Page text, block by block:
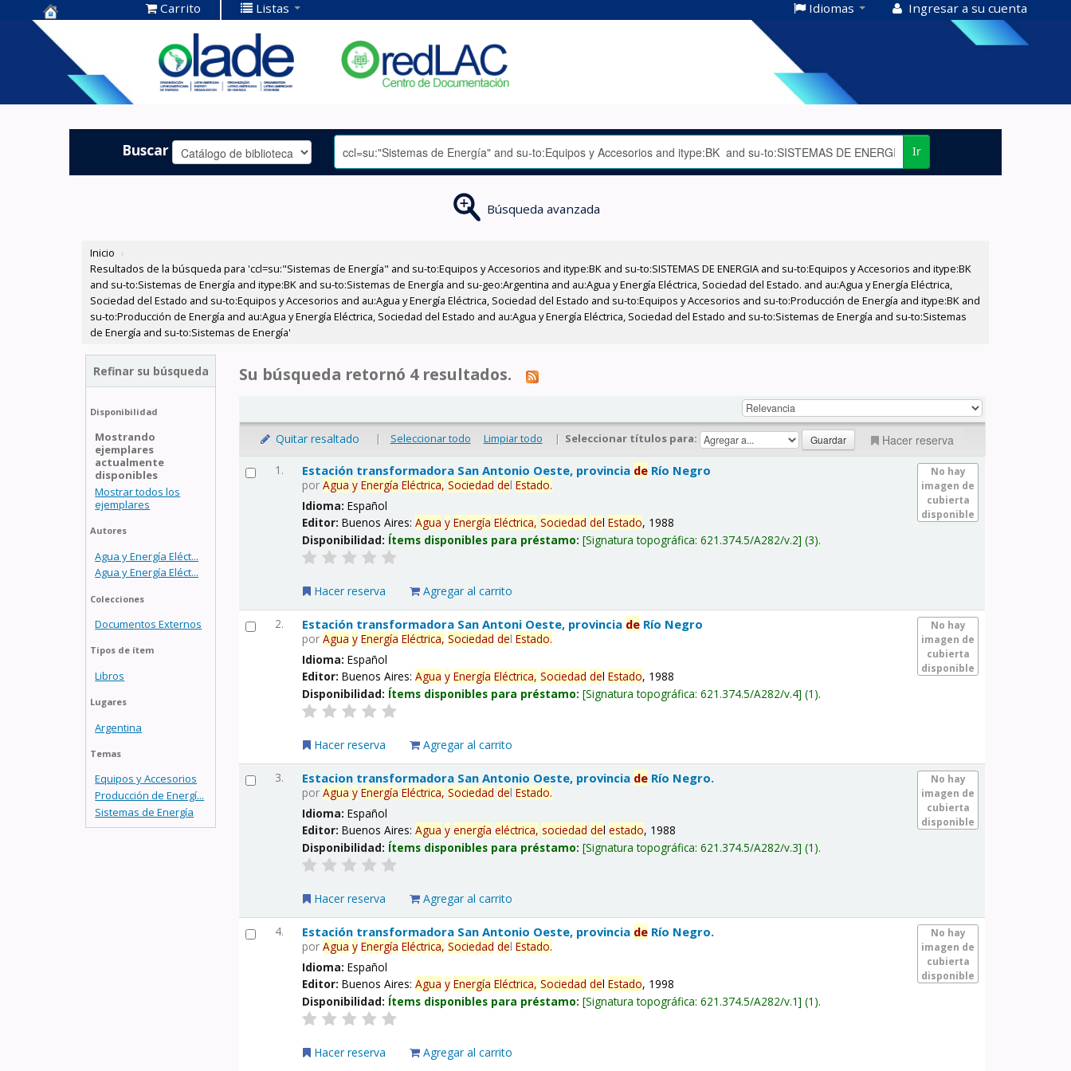
Centro de
Documentación
OLADE -
Carrito Listas Idiomas Ingresar a su cuenta
Buscar Ir
Búsqueda avanzada
Inicio ›
Resultados de la búsqueda para 'ccl=su:"Sistemas de Energía" and su-to:Equipos y Accesorios and itype:BK and su-to:SISTEMAS DE ENERGIA and su-to:Equipos y Accesorios and itype:BK
and su-to:Sistemas de Energía and itype:BK and su-to:Sistemas de Energía and su-geo:Argentina and au:Agua y Energía Eléctrica, Sociedad del Estado. and au:Agua y Energía Eléctrica,
Sociedad del Estado and su-to:Equipos y Accesorios and au:Agua y Energía Eléctrica, Sociedad del Estado and su-to:Equipos y Accesorios and su-to:Producción de Energía and itype:BK and
su-to:Producción de Energía and au:Agua y Energía Eléctrica, Sociedad del Estado and au:Agua y Energía Eléctrica, Sociedad del Estado and su-to:Sistemas de Energía and su-to:Sistemas
de Energía and su-to:Sistemas de Energía'
Refinar su búsqueda
Disponibilidad
Mostrando
ejemplares
actualmente
disponibles
Mostrar todos los
ejemplares
Autores
Agua y Energía Eléct...
Agua y Energía Eléct...
Colecciones
Documentos Externos
Tipos de ítem
Libros
Lugares
Argentina
Temas
Equipos y Accesorios
Producción de Energí...
Sistemas de Energía
Su búsqueda retornó 4 resultados.
Quitar resaltado | Seleccionar todo Limpiar todo | Seleccionar títulos para: Hacer reserva
1.
No hay
imagen de
cubierta
disponible
Estación transformadora San Antonio Oeste, provincia de Río Negro
porAgua y Energía Eléctrica, Sociedad delEstado.
Idioma:Español
Editor:Buenos Aires:Agua y Energía Eléctrica, Sociedad delEstado, 1988
Disponibilidad: Ítems disponibles para préstamo: Signatura topográfica:621.374.5/A282/v.2 (3).
Hacer reserva Agregar al carrito
2.
No hay
imagen de
cubierta
disponible
Estación transformadora San Antoni Oeste, provincia de Río Negro
porAgua y Energía Eléctrica, Sociedad delEstado.
Idioma:Español
Editor:Buenos Aires:Agua y Energía Eléctrica, Sociedad delEstado, 1988
Disponibilidad: Ítems disponibles para préstamo: Signatura topográfica:621.374.5/A282/v.4 (1).
Hacer reserva Agregar al carrito
3.
No hay
imagen de
cubierta
disponible
Estacion transformadora San Antonio Oeste, provincia de Río Negro.
porAgua y Energía Eléctrica, Sociedad delEstado.
Idioma:Español
Editor:Buenos Aires:Agua y energía eléctrica, sociedad delestado, 1988
Disponibilidad: Ítems disponibles para préstamo: Signatura topográfica:621.374.5/A282/v.3 (1).
Hacer reserva Agregar al carrito
4.
No hay
imagen de
cubierta
disponible
Estación transformadora San Antonio Oeste, provincia de Río Negro.
porAgua y Energía Eléctrica, Sociedad delEstado.
Idioma:Español
Editor:Buenos Aires:Agua y Energía Eléctrica, Sociedad delEstado, 1998
Disponibilidad: Ítems disponibles para préstamo: Signatura topográfica:621.374.5/A282/v.1 (1).
Hacer reserva Agregar al carrito